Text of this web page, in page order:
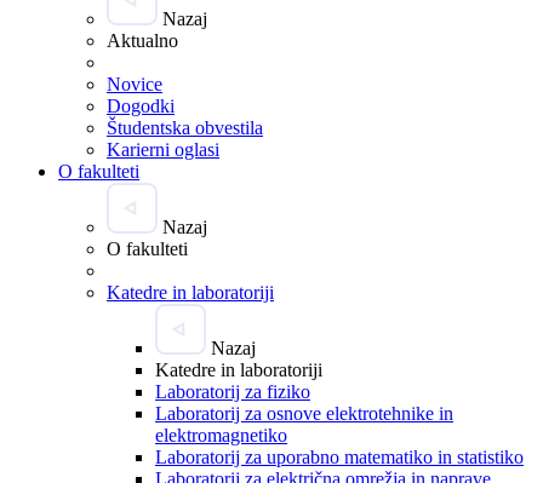
Nazaj
Aktualno
Novice
Dogodki
Študentska obvestila
Karierni oglasi
O fakulteti
Nazaj
O fakulteti
Katedre in laboratoriji
Nazaj
Katedre in laboratoriji
Laboratorij za fiziko
Laboratorij za osnove elektrotehnike in
elektromagnetiko
Laboratorij za uporabno matematiko in statistiko
Laboratorij za električna omrežja in naprave